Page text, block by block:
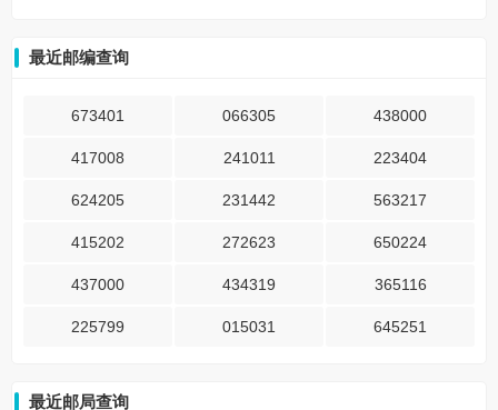
最近邮编查询
673401 066305 438000
417008 241011 223404
624205 231442 563217
415202 272623 650224
437000 434319 365116
225799 015031 645251
最近邮局查询